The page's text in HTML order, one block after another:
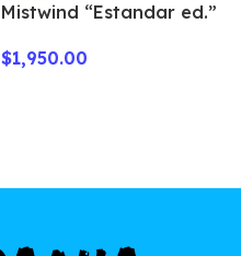
Mistwind “Estandar ed.”
$1,950.00